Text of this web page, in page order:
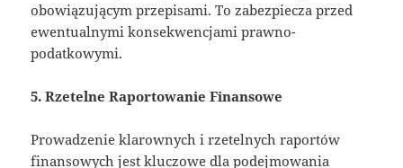
obowiązującym przepisami. To zabezpiecza przed
ewentualnymi konsekwencjami prawno-
podatkowymi.
5. Rzetelne Raportowanie Finansowe
Prowadzenie klarownych i rzetelnych raportów
finansowych jest kluczowe dla podejmowania